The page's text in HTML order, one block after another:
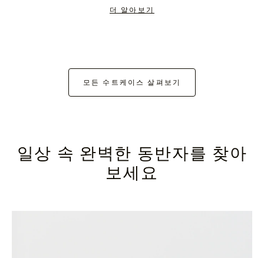
더 알아보기
모든 수트케이스 살펴보기
일상 속 완벽한 동반자를 찾아
보세요